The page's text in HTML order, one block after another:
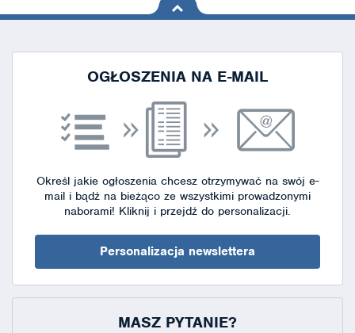
na górę
OGŁOSZENIA NA E-MAIL
Określ jakie ogłoszenia chcesz otrzymywać na swój e-
mail i bądź na bieżąco ze wszystkimi prowadzonymi
naborami! Kliknij i przejdź do personalizacji.
Personalizacja newslettera
MASZ PYTANIE?